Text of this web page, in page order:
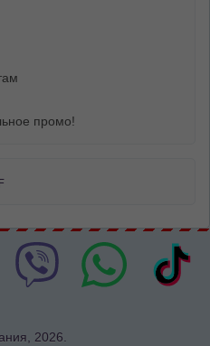
промо!
2026.